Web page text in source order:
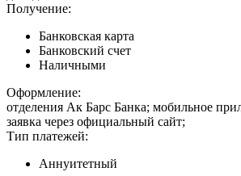
Получение:
Банковская карта
Банковский счет
Наличными
Оформление:
отделения Ак Барс Банка; мобильное
заявка через официальный сайт;
Тип платежей:
Аннуитетный